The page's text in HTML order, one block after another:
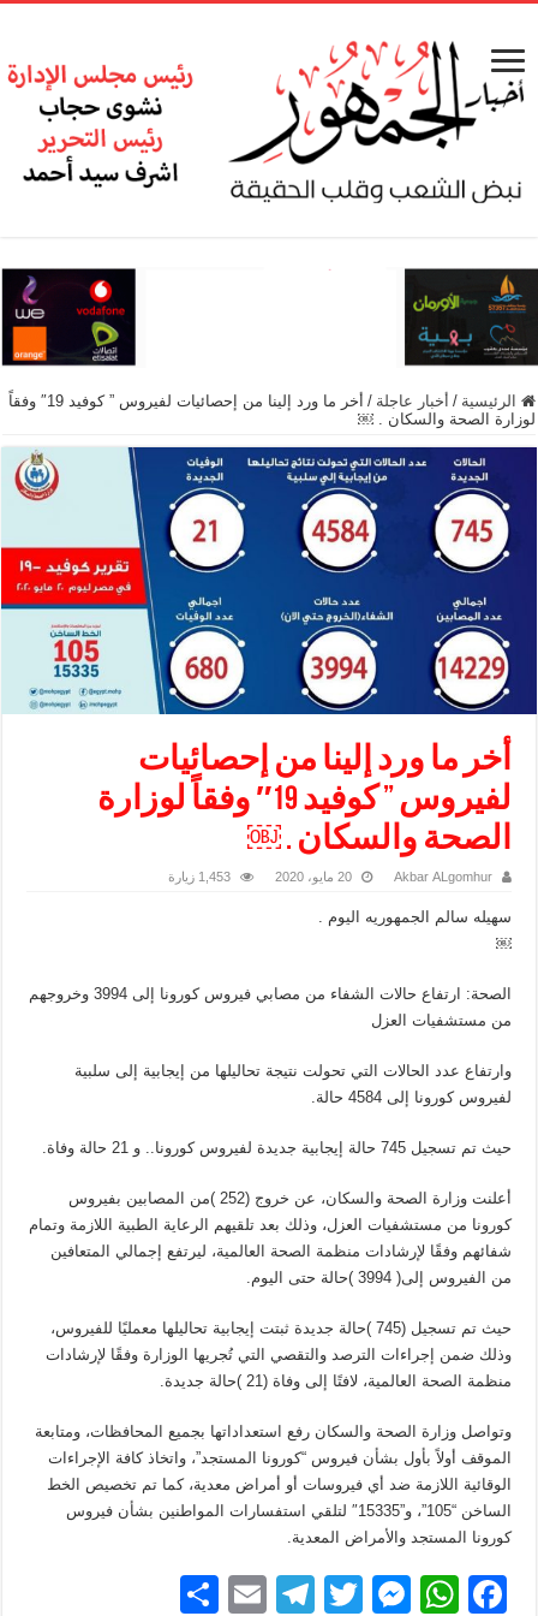
الرئيسية / أخبار عاجلة /
أخر ما ورد إلينا من إحصائيات لفيروس ” كوفيد 19″ وفقاً
لوزارة الصحة والسكان . ￼
أخر ما ورد إلينا من إحصائيات
لفيروس ” كوفيد 19″ وفقاً لوزارة
الصحة والسكان . ￼
Akbar ALgomhur 20 مايو، 2020 1,453 زيارة
سهيله سالم الجمهوريه اليوم .
￼
الصحة: ارتفاع حالات الشفاء من مصابي فيروس كورونا إلى 3994 وخروجهم
من مستشفيات العزل
وارتفاع عدد الحالات التي تحولت نتيجة تحاليلها من إيجابية إلى سلبية
لفيروس كورونا إلى 4584 حالة.
حيث تم تسجيل 745 حالة إيجابية جديدة لفيروس كورونا.. و 21 حالة وفاة.
أعلنت وزارة الصحة والسكان، عن خروج (252 )من المصابين بفيروس
كورونا من مستشفيات العزل، وذلك بعد تلقيهم الرعاية الطبية اللازمة وتمام
شفائهم وفقًا لإرشادات منظمة الصحة العالمية، ليرتفع إجمالي المتعافين
من الفيروس إلى( 3994 )حالة حتى اليوم.
حيث تم تسجيل (745 )حالة جديدة ثبتت إيجابية تحاليلها معمليًا للفيروس،
وذلك ضمن إجراءات الترصد والتقصي التي تُجريها الوزارة وفقًا لإرشادات
منظمة الصحة العالمية، لافتًا إلى وفاة (21 )حالة جديدة.
وتواصل وزارة الصحة والسكان رفع استعداداتها بجميع المحافظات، ومتابعة
الموقف أولاً بأول بشأن فيروس “كورونا المستجد”، واتخاذ كافة الإجراءات
الوقائية اللازمة ضد أي فيروسات أو أمراض معدية، كما تم تخصيص الخط
الساخن “105”، و”15335″ لتلقي استفسارات المواطنين بشأن فيروس
كورونا المستجد والأمراض المعدية.
F
W
M
T
T
E